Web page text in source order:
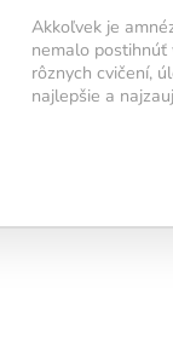
tréning
pamäť aj
Akkoľvek je
nemalo
rôznych cvičení,
najlepšie a